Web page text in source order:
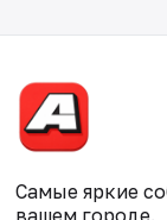
Самые яркие